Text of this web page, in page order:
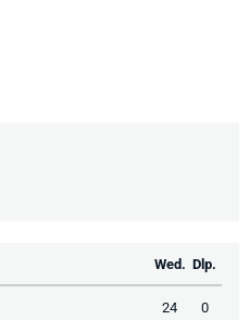
Wed. Dlp.
24 0